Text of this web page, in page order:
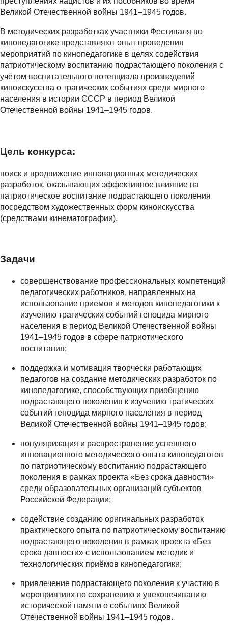
Великой Отечественной войны 1941–1945 годов.
В методических разработках участники Фестиваля по
кинопедагогике представляют опыт проведения
мероприятий по кинопедагогике в целях содействия
патриотическому воспитанию подрастающего поколения с
учётом воспитательного потенциала произведений
киноискусства о трагических событиях среди мирного
населения в истории СССР в период Великой
Отечественной войны 1941–1945 годов.
Цель конкурса:
поиск и продвижение инновационных методических
разработок, оказывающих эффективное влияние на
патриотическое воспитание подрастающего поколения
посредством художественных форм киноискусства
(средствами кинематографии).
Задачи
совершенствование профессиональных компетенций
педагогических работников, направленных на
использование приемов и методов кинопедагогики к
изучению трагических событий геноцида мирного
населения в период Великой Отечественной войны
1941–1945 годов в сфере патриотического
воспитания;
поддержка и мотивация творчески работающих
педагогов на создание методических разработок по
кинопедагогике, способствующих приобщению
подрастающего поколения к изучению трагических
событий геноцида мирного населения в период
Великой Отечественной войны 1941–1945 годов;
популяризация и распространение успешного
инновационного методического опыта кинопедагогов
по патриотическому воспитанию подрастающего
поколения в рамках проекта «Без срока давности»
среди образовательных организаций субъектов
Российской Федерации;
содействие созданию оригинальных разработок
практического опыта по патриотическому воспитанию
подрастающего поколения в рамках проекта «Без
срока давности» с использованием методик и
технологических приёмов кинопедагогики;
привлечение подрастающего поколения к участию в
мероприятиях по сохранению и увековечиванию
исторической памяти о событиях Великой
Отечественной войны 1941–1945 годов.